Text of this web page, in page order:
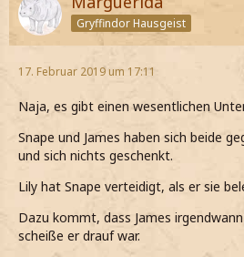
Gryffindor Hausgeist
17. Februar 2019 um 17:11
Naja, es gibt einen wesentlichen
Snape und James haben sich beide
und sich nichts geschenkt.
Lily hat Snape verteidigt, als er sie
Dazu kommt, dass James
scheiße er drauf war.